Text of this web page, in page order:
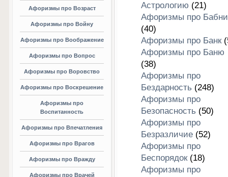
Афоризмы про Возраст
Афоризмы про Войну
Афоризмы про Воображение
Афоризмы про Вопрос
Афоризмы про Воровство
Афоризмы про Воскрешение
Афоризмы про
Воспитанность
Афоризмы про Впечатления
Афоризмы про Врагов
Афоризмы про Вражду
Афоризмы про Врачей
Астрологию (21)
Афоризмы про
(40)
Афоризмы про Банк
Афоризмы про Баню
(38)
Афоризмы про
Бездарность (248)
Афоризмы про
Безопасность (50)
Афоризмы про
Безразличие(52)
Афоризмы про
Беспорядок(18)
Афоризмы про